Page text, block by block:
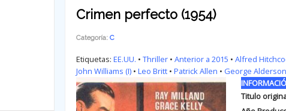
Crimen perfecto (1954)
Categoría: C
Etiquetas: EE.UU. • Thriller• Anterior a 2015 • Alfred
John Williams (I)• Leo Britt• Patrick Allen • George Alderson
Titulo